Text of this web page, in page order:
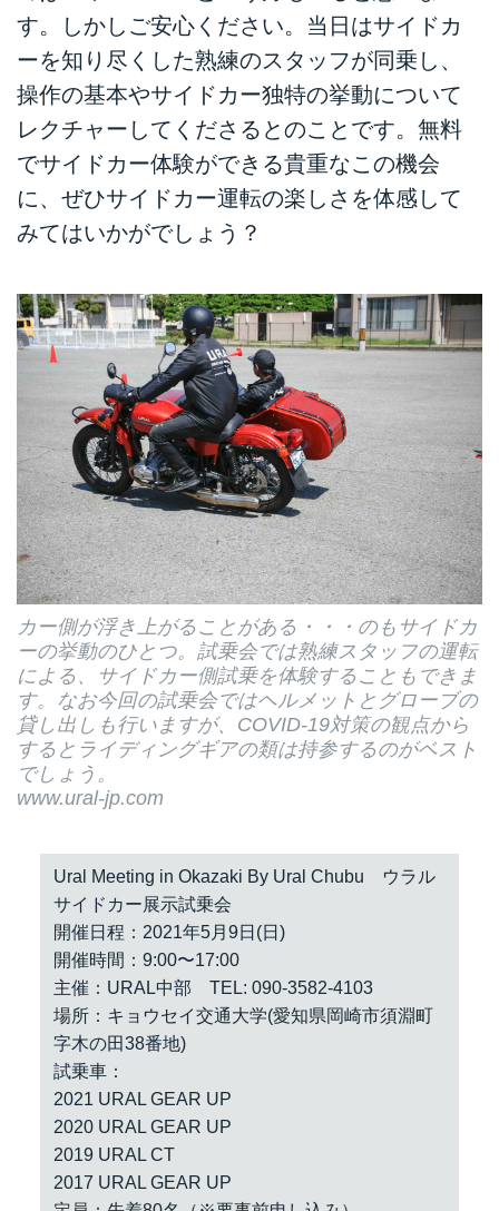
す。しかしご安心ください。当日はサイドカ
ーを知り尽くした熟練のスタッフが同乗し、
操作の基本やサイドカー独特の挙動について
レクチャーしてくださるとのことです。無料
でサイドカー体験ができる貴重なこの機会
に、ぜひサイドカー運転の楽しさを体感して
みてはいかがでしょう？
カー側が浮き上がることがある・・・のもサイドカ
ーの挙動のひとつ。試乗会では熟練スタッフの運転
による、サイドカー側試乗を体験することもできま
す。なお今回の試乗会ではヘルメットとグローブの
貸し出しも行いますが、COVID-19対策の観点から
するとライディングギアの類は持参するのがベスト
でしょう。
www.ural-jp.com
Ural Meeting in Okazaki By Ural Chubu ウラル
サイドカー展示試乗会
開催日程：2021年5月9日(日)
開催時間：9:00〜17:00
主催：URAL中部 TEL: 090-3582-4103
場所：キョウセイ交通大学(愛知県岡崎市須淵町
字木の田38番地)
試乗車：
2021 URAL GEAR UP
2020 URAL GEAR UP
2019 URAL CT
2017 URAL GEAR UP